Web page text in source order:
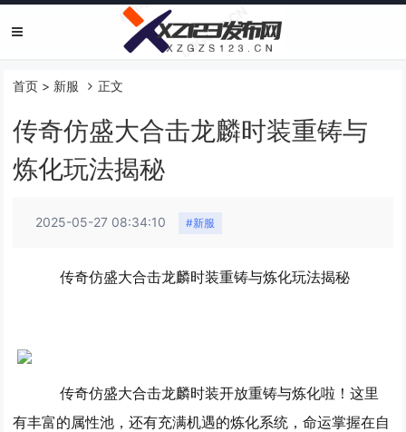
首页 > 新服 正文
传奇仿盛大合击龙麟时装重铸与
炼化玩法揭秘
2025-05-27 08:34:10 #新服
传奇仿盛大合击龙麟时装重铸与炼化玩法揭秘
传奇仿盛大合击龙麟时装开放重铸与炼化啦！这里
有丰富的属性池，还有充满机遇的炼化系统，命运掌握在自